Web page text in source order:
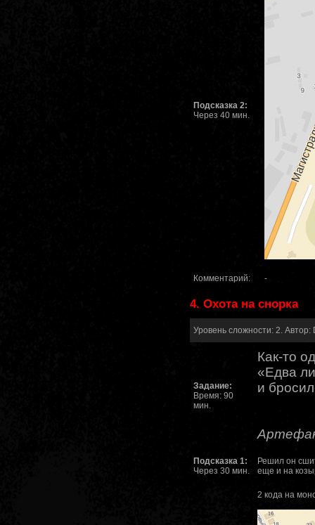
Подсказка 2:
Через 40 мин.
Комментарий: -
4. Охота на снорка
Уровень сложности: 2.
Задание:
Время: 90
мин.
Как-то
«Едва
и
Подсказка 1:
Через 30 мин.
Решил он
еще и на
2 кода на